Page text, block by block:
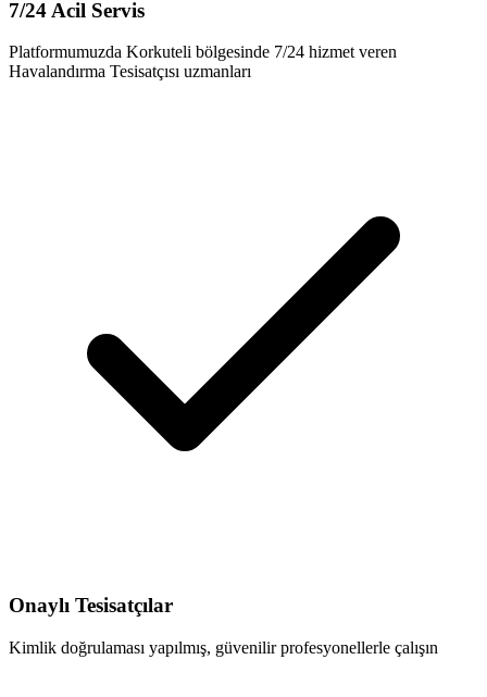
7/24 Acil Servis
Platformumuzda Korkuteli bölgesinde 7/24 hizmet veren
Havalandırma Tesisatçısı uzmanları
Onaylı Tesisatçılar
Kimlik doğrulaması yapılmış, güvenilir profesyonellerle çalışın